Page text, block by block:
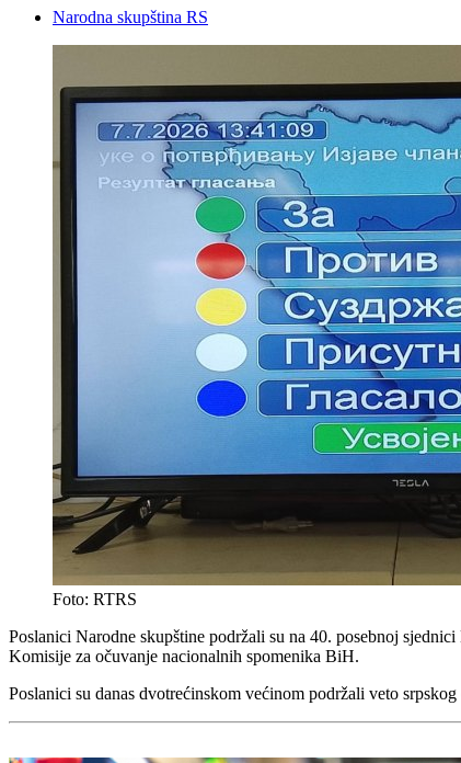
Narodna skupština RS
Foto: RTRS
Poslanici Narodne skupštine podržali su na 40. posebnoj
Komisije za očuvanje nacionalnih spomenika BiH.
Poslanici su danas dvotrećinskom većinom podržali veto srpskog